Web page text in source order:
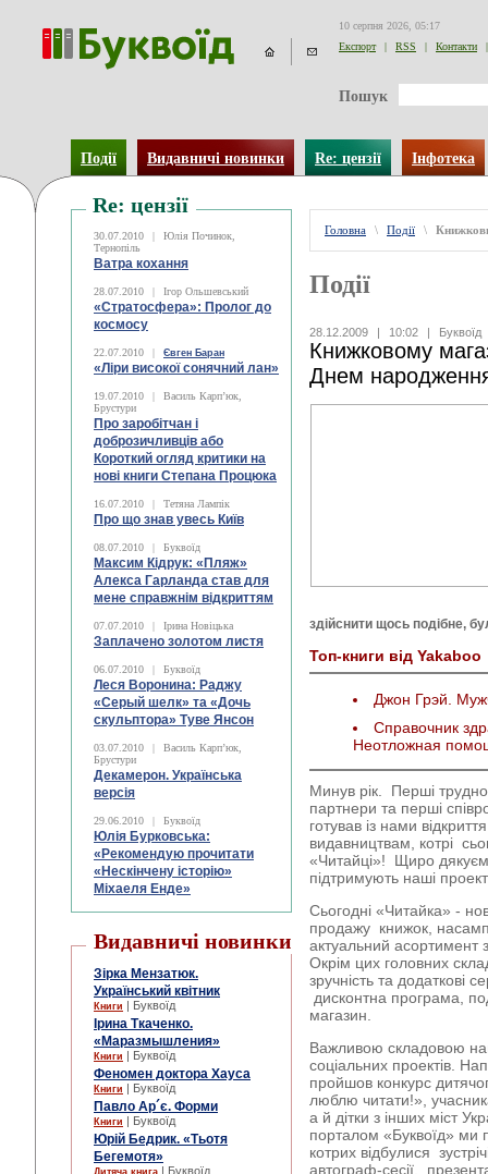
10 серпня 2026, 05:17
Експорт
| RSS | Контакти |
Пошук
Події Видавничі новинки Re: цензії Інфотека
Re: цензії
30.07.2010 |
Юлія Починок,
Тернопіль
Ватра кохання
28.07.2010 | Ігор Ольшевський
«Стратосфера»: Пролог до
космосу
22.07.2010 | Євген Баран
«Ліри високої сонячний лан»
19.07.2010 |
Василь Карп’юк,
Брустури
Про заробітчан і
доброзичливців або
Короткий огляд критики на
нові книги Степана Процюка
16.07.2010 | Тетяна Лампік
Про що знав увесь Київ
08.07.2010 | Буквоїд
Максим Кідрук: «Пляж»
Алекса Гарланда став для
мене справжнім відкриттям
07.07.2010 | Ірина Новіцька
Заплачено золотом листя
06.07.2010 | Буквоїд
Леся Воронина: Раджу
«Серый шелк» та «Дочь
скульптора» Туве Янсон
03.07.2010 |
Василь Карп’юк,
Брустури
Декамерон. Українська
версія
29.06.2010 | Буквоїд
Юлія Бурковська:
«Рекомендую прочитати
«Нескінчену історію»
Міхаеля Енде»
Видавничі новинки
Зірка Мензатюк.
Український квітник
Книги | Буквоїд
Ірина Ткаченко.
«Маразмышления»
Книги | Буквоїд
Феномен доктора Хауса
Книги | Буквоїд
Павло Ар´є. Форми
Книги | Буквоїд
Юрій Бедрик. «Тьотя
Бегемотя»
Дитяча книга | Буквоїд
Головна \ Події \
Події
28.12.2009 | 10:02 | Буквоїд
Книжковому
Днем
здійснити щось подібне,
Топ-книги від Yakaboo
Джон Грэй.
Справочник
Неотложная
Минув рік. Перші
партнери та перші
готував із нами
видавництвам, котрі
«Читайці»! Щиро
підтримують наші
Сьогодні «Читайка» -
продажу книжок,
актуальний
Окрім цих головних
зручність та додаткові
дисконтна програма,
магазин.
Важливою складовою
соціальних проектів.
пройшов конкурс
люблю читати!»,
а й дітки з інших міст
порталом «Буквоїд» ми
котрих відбулися
автограф-сесії,